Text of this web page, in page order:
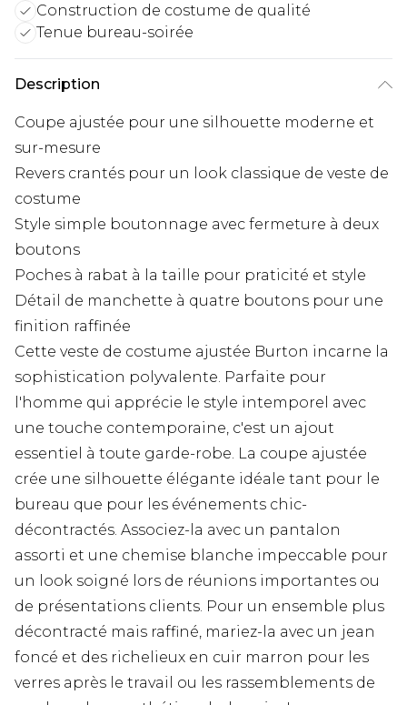
Construction de costume de qualité
Tenue bureau-soirée
Description
Coupe ajustée pour une silhouette moderne et
sur-mesure
Revers crantés pour un look classique de veste de
costume
Style simple boutonnage avec fermeture à deux
boutons
Poches à rabat à la taille pour praticité et style
Détail de manchette à quatre boutons pour une
finition raffinée
Cette veste de costume ajustée Burton incarne la
sophistication polyvalente. Parfaite pour
l'homme qui apprécie le style intemporel avec
une touche contemporaine, c'est un ajout
essentiel à toute garde-robe. La coupe ajustée
crée une silhouette élégante idéale tant pour le
bureau que pour les événements chic-
décontractés. Associez-la avec un pantalon
assorti et une chemise blanche impeccable pour
un look soigné lors de réunions importantes ou
de présentations clients. Pour un ensemble plus
décontracté mais raffiné, mariez-la avec un jean
foncé et des richelieux en cuir marron pour les
verres après le travail ou les rassemblements de